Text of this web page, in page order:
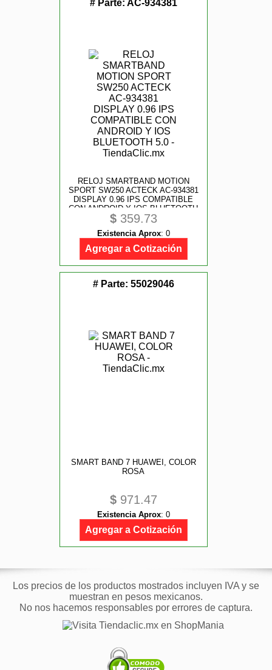
# Parte: AC-934381
RELOJ SMARTBAND MOTION
SPORT SW250 ACTECK AC-934381
DISPLAY 0.96 IPS COMPATIBLE
CON ANDROID Y IOS BLUETOOTH
5.0
$ 359.73
Existencia Aprox: 0
Agregar a Cotización
# Parte: 55029046
SMART BAND 7 HUAWEI, COLOR
ROSA
$ 971.47
Existencia Aprox: 0
Agregar a Cotización
Los precios de los productos mostrados incluyen IVA y se
muestran en pesos mexicanos.
No nos hacemos responsables por errores de captura.